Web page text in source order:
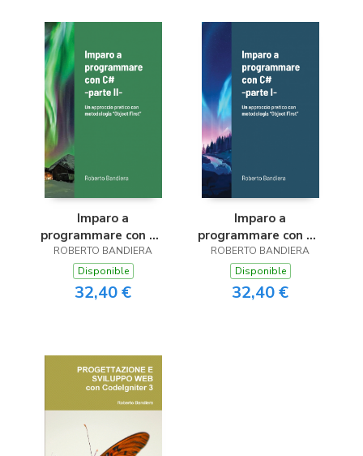
Imparo a
programmare con C#
- parte II
ROBERTO BANDIERA
Disponible
32,40 €
Imparo a
programmare con C#
- parte I
ROBERTO BANDIERA
Disponible
32,40 €